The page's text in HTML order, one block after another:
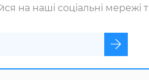
на наші соціальні мережі